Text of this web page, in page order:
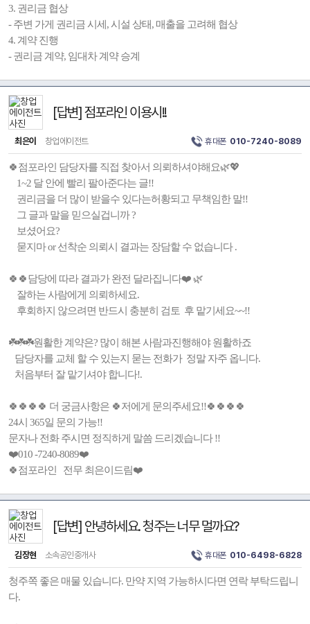
3. 권리금 협상
- 주변 가게 권리금 시세, 시설 상태, 매출을 고려해 협상
4. 계약 진행
- 권리금 계약, 임대차 계약 승계
[답변] 점포라인 이용시!!
최은이 창업에이전트 휴대폰 010-7240-8089
🍀점포라인 담당자를 직접 찾아서 의뢰하셔야해요🌿💖
1~2 달 안에 빨리 팔아준다는 글!!
권리금을 더 많이 받을수 있다는허황되고 무책임한 말!!
그 글과 말을 믿으실겁니까 ?
보셨어요?
묻지마 or 선착순 의뢰시 결과는 장담할 수 없습니다 .
🍀🍀담당에 따라 결과가 완전 달라집니다❤️ 🌿
잘하는 사람에게 의뢰하세요.
후회하지 않으려면 반드시 충분히 검토 후 맡기세요~~!!
☘️☘️☘️원활한 계약은? 많이 해본 사람과진행해야 원활하죠
담당자를 교체 할 수 있는지 묻는 전화가 정말 자주 옵니다.
처음부터 잘 맡기셔야 합니다!.
🍀🍀🍀🍀 더 궁금사항은 🍀저에게 문의주세요!!🍀🍀🍀🍀
24시 365일 문의 가능!!
문자나 전화 주시면 정직하게 말씀 드리겠습니다 !!
❤️010 -7240-8089❤️
🍀점포라인 전무 최은이드림❤️
[답변] 안녕하세요. 청주는 너무 멀까요?
김장현 소속공인중개사 휴대폰 010-6498-6828
청주쪽 좋은 매물 있습니다. 만약 지역 가능하시다면 연락 부탁드립니
다.